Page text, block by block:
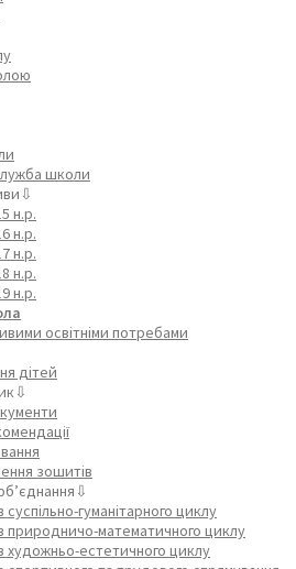
школи
н.р.
н.р.
н.р.
н.р.
н.р.
освітніми потребами
дітей
зошитів
суспільно-гуманітарного циклу
природничо-математичного циклу
художньо-естетичного циклу